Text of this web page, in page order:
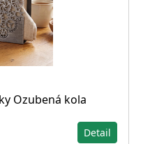
Ozubená kola
Detail